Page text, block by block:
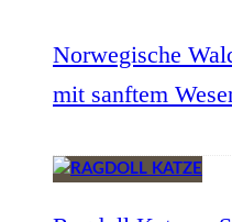
Norwegische
mit sanftem